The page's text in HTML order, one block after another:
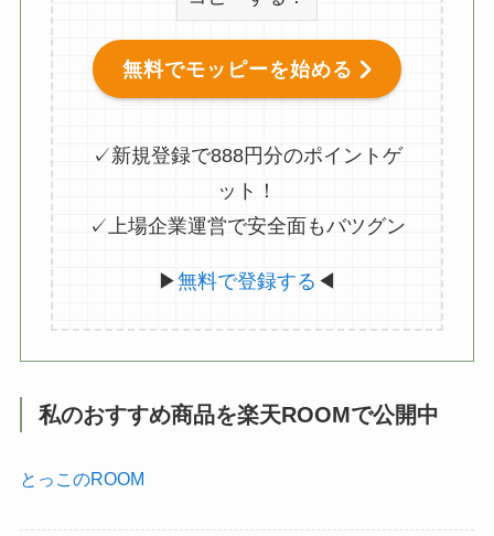
無料でモッピーを始める
✓新規登録で888円分のポイントゲ
ット！
✓上場企業運営で安全面もバツグン
▶無料で登録する ◀
私のおすすめ商品を楽天ROOMで公開中
とっこのROOM